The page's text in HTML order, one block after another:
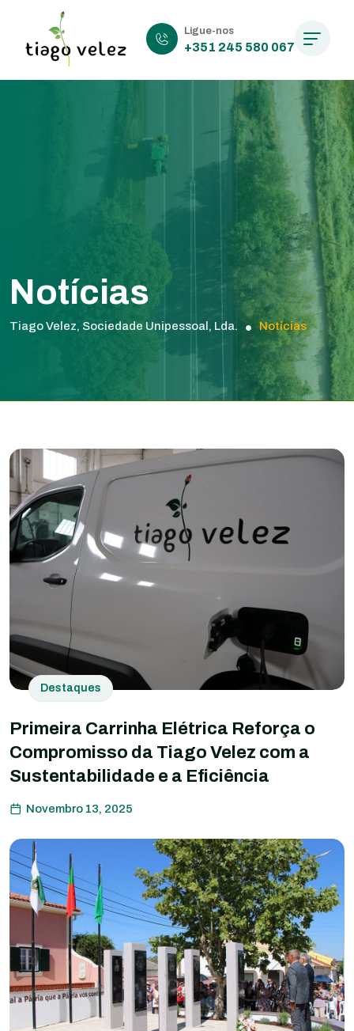
Ligue-nos
+351 245 580 067
Notícias
Tiago Velez, Sociedade Unipessoal, Lda. Notícias
Destaques
Primeira Carrinha Elétrica Reforça o
Compromisso da Tiago Velez com a
Sustentabilidade e a Eficiência
Novembro 13, 2025